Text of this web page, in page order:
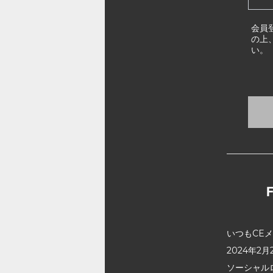
会員
の上
い。
いつもCE
2024年2月
ソーシャ